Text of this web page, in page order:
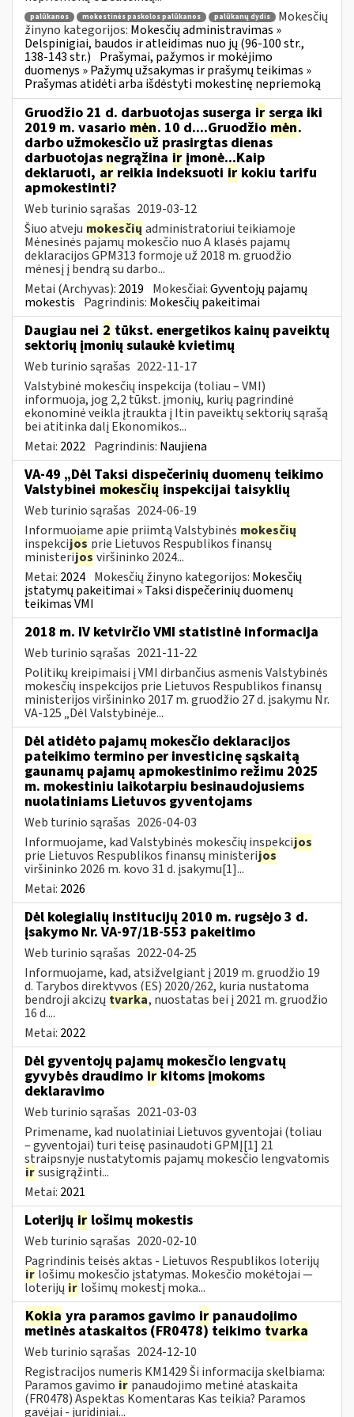
palūkanos mokestinės paskolos palūkanos palūkanų dydis
Mokesčių
žinyno kategorijos: Mokesčių administravimas »
Delspinigiai, baudos ir atleidimas nuo jų (96-100 str.,
138-143 str.) Prašymai, pažymos ir mokėjimo
duomenys » Pažymų užsakymas ir prašymų teikimas »
Prašymas atidėti arba išdėstyti mokestinę nepriemoką
Gruodžio 21 d. darbuotojas suserga ir serga iki
2019 m. vasario mėn. 10 d....Gruodžio mėn.
darbo užmokesčio už prasirgtas dienas
darbuotojas negrąžina ir įmonė...Kaip
deklaruoti, ar reikia indeksuoti ir kokiu tarifu
apmokestinti?
Web turinio sąrašas 2019-03-12
Šiuo atveju mokesčių administratoriui teikiamoje
Mėnesinės pajamų mokesčio nuo A klasės pajamų
deklaracijos GPM313 formoje už 2018 m. gruodžio
mėnesį į bendrą su darbo...
Metai (Archyvas): 2019 Mokesčiai:Gyventojų pajamų
mokestis Pagrindinis: Mokesčių pakeitimai
Daugiau nei 2 tūkst. energetikos kainų paveiktų
sektorių įmonių sulaukė kvietimų
Web turinio sąrašas 2022-11-17
Valstybinė mokesčių inspekcija (toliau – VMI)
informuoja, jog 2,2 tūkst. įmonių, kurių pagrindinė
ekonominė veikla įtraukta į Itin paveiktų sektorių sąrašą
bei atitinka dalį Ekonomikos...
Metai: 2022 Pagrindinis: Naujiena
VA-49 „Dėl Taksi dispečerinių duomenų teikimo
Valstybinei mokesčių inspekcijai taisyklių
Web turinio sąrašas 2024-06-19
Informuojame apie priimtą Valstybinės mokesčių
inspekcijos prie Lietuvos Respublikos finansų
ministerijos viršininko 2024...
Metai: 2024 Mokesčių žinyno kategorijos: Mokesčių
įstatymų pakeitimai » Taksi dispečerinių duomenų
teikimas VMI
2018 m. IV ketvirčio VMI statistinė informacija
Web turinio sąrašas 2021-11-22
Politikų kreipimaisi į VMI dirbančius asmenis Valstybinės
mokesčių inspekcijos prie Lietuvos Respublikos finansų
ministerijos viršininko 2017 m. gruodžio 27 d. įsakymu Nr.
VA-125 „Dėl Valstybinėje...
Dėl atidėto pajamų mokesčio deklaracijos
pateikimo termino per investicinę sąskaitą
gaunamų pajamų apmokestinimo režimu 2025
m. mokestiniu laikotarpiu besinaudojusiems
nuolatiniams Lietuvos gyventojams
Web turinio sąrašas 2026-04-03
Informuojame, kad Valstybinės mokesčių inspekcijos
prie Lietuvos Respublikos finansų ministerijos
viršininko 2026 m. kovo 31 d. įsakymu[1]...
Metai: 2026
Dėl kolegialių institucijų 2010 m. rugsėjo 3 d.
įsakymo Nr. VA-97/1B-553 pakeitimo
Web turinio sąrašas 2022-04-25
Informuojame, kad, atsižvelgiant į 2019 m. gruodžio 19
d. Tarybos direktyvos (ES) 2020/262, kuria nustatoma
bendroji akcizų tvarka, nuostatas bei į 2021 m. gruodžio
16 d....
Metai: 2022
Dėl gyventojų pajamų mokesčio lengvatų
gyvybės draudimo ir kitoms įmokoms
deklaravimo
Web turinio sąrašas 2021-03-03
Primename, kad nuolatiniai Lietuvos gyventojai (toliau
– gyventojai) turi teisę pasinaudoti GPMĮ[1] 21
straipsnyje nustatytomis pajamų mokesčio lengvatomis
irsusigrąžinti...
Metai: 2021
Loterijų ir lošimų mokestis
Web turinio sąrašas 2020-02-10
Pagrindinis teisės aktas - Lietuvos Respublikos loterijų
ir lošimų mokesčio įstatymas. Mokesčio mokėtojai —
loterijų ir lošimų mokestį moka...
Kokia yra paramos gavimo ir panaudojimo
metinės ataskaitos (FR0478) teikimo tvarka
Web turinio sąrašas 2024-12-10
Registracijos numeris KM1429 Ši informacija skelbiama:
Paramos gavimo ir panaudojimo metinė ataskaita
(FR0478) Aspektas Komentaras Kas teikia? Paramos
gavėjai - juridiniai...